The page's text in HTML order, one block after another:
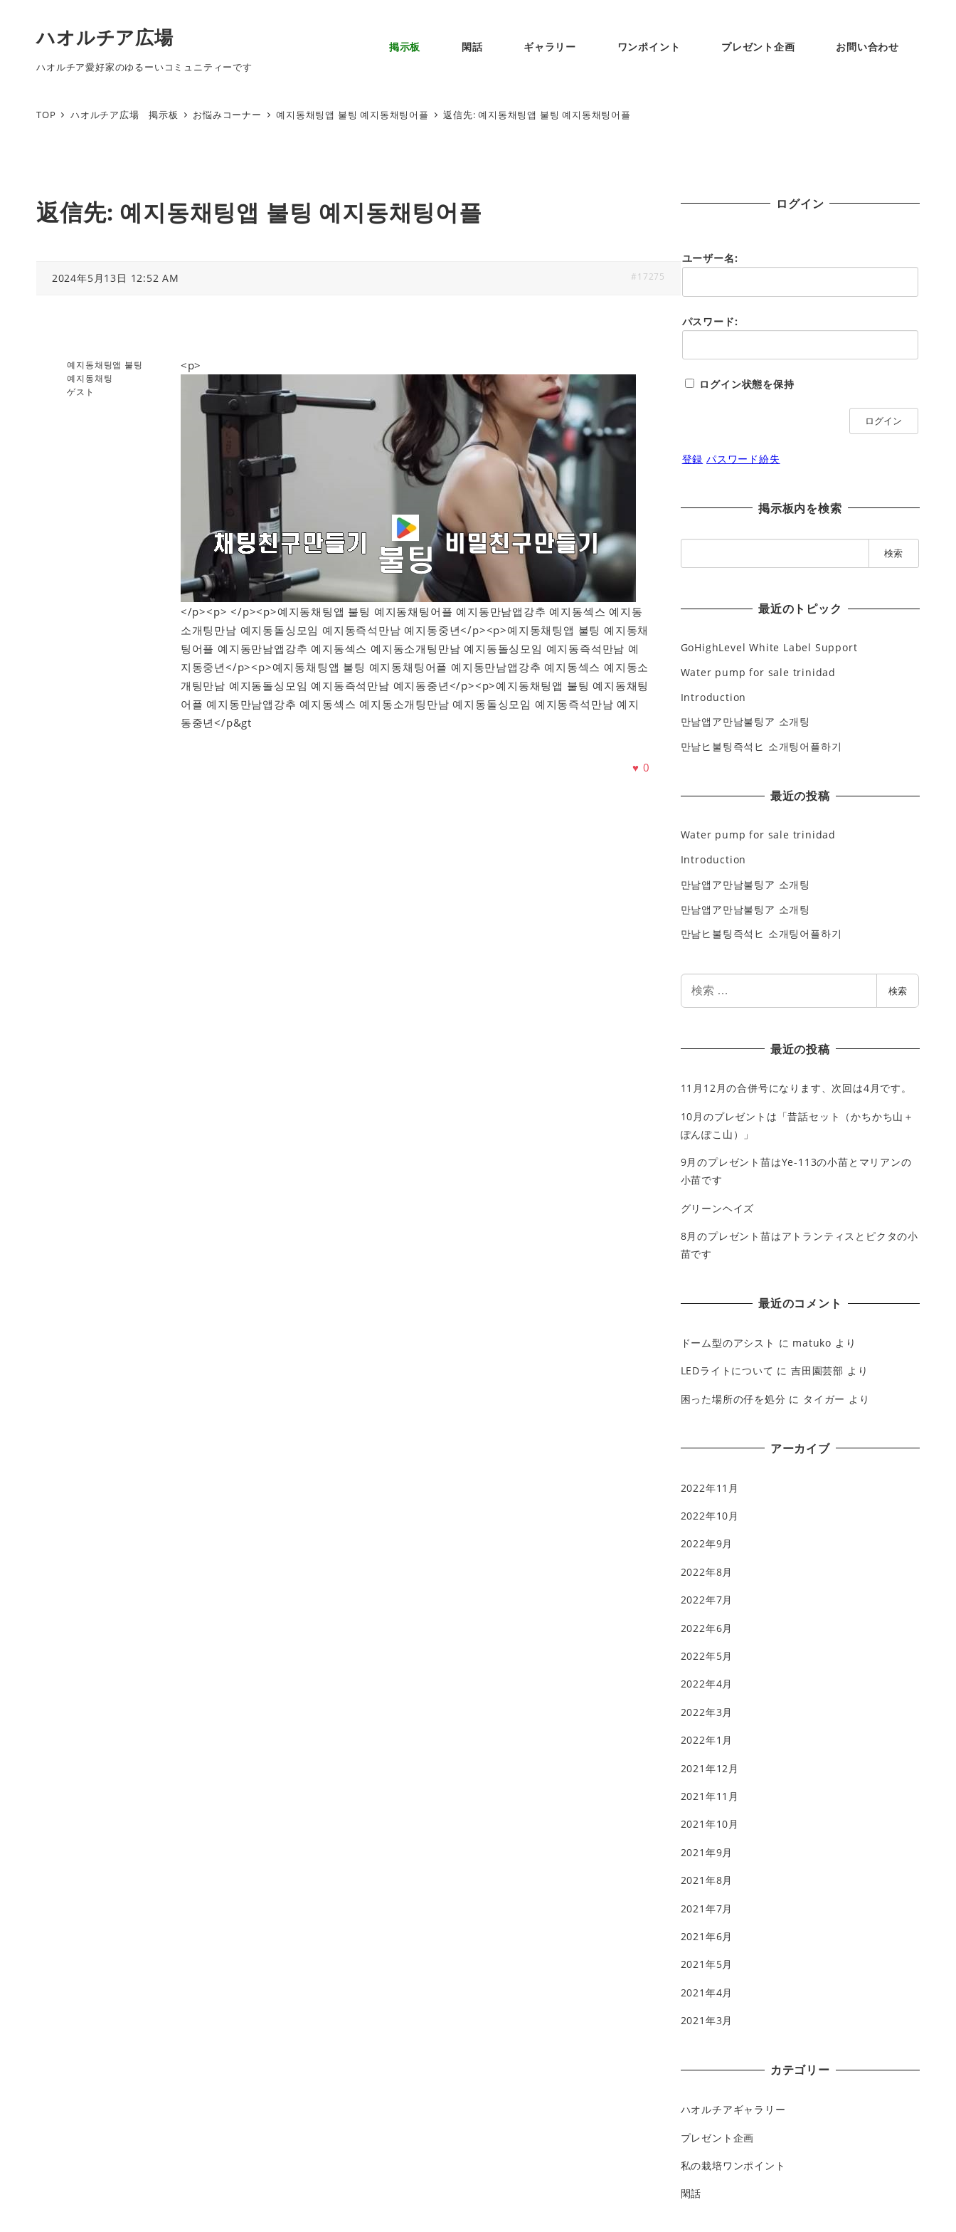
ハオルチア広場
ハオルチア愛好家のゆるーいコミュニティーです
掲示板 閑話 ギャラリー ワンポイント プレゼント企画 お問い合わせ
TOP ハオルチア広場 掲示板 お悩みコーナー 예지동채팅앱 불팅 예지동채팅어플 返信先: 예지동채팅앱 불팅 예지동채팅어플
返信先: 예지동채팅앱 불팅 예지동채팅어플
2024年5月13日 12:52 AM #17275
예지동채팅앱 불팅
예지동채팅
ゲスト
<p>
</p><p> </p><p>예지동채팅앱 불팅 예지동채팅어플 예지동만남앱강추 예지동섹스 예지동
소개팅만남 예지동돌싱모임 예지동즉석만남 예지동중년</p><p>예지동채팅앱 불팅 예지동채
팅어플 예지동만남앱강추 예지동섹스 예지동소개팅만남 예지동돌싱모임 예지동즉석만남 예
지동중년</p><p>예지동채팅앱 불팅 예지동채팅어플 예지동만남앱강추 예지동섹스 예지동소
개팅만남 예지동돌싱모임 예지동즉석만남 예지동중년</p><p>예지동채팅앱 불팅 예지동채팅
어플 예지동만남앱강추 예지동섹스 예지동소개팅만남 예지동돌싱모임 예지동즉석만남 예지
동중년</p&gt
♥ 0
ログイン
ユーザー名:
パスワード:
ログイン状態を保持
ログイン
登録 パスワード紛失
掲示板内を検索
索
最近のトピック
GoHighLevel White Label Support
Water pump for sale trinidad
Introduction
만남앱ア만남불팅ア 소개팅
만남ヒ불팅즉석ヒ 소개팅어플하기
最近の投稿
Water pump for sale trinidad
Introduction
만남앱ア만남불팅ア 소개팅
만남앱ア만남불팅ア 소개팅
만남ヒ불팅즉석ヒ 소개팅어플하기
検索
最近の投稿
11月12月の合併号になります、次回は4月です。
10月のプレゼントは「昔話セット（かちかち山＋
ぽんぽこ山）」
9月のプレゼント苗はYe-113の小苗とマリアンの
小苗です
グリーンヘイズ
8月のプレゼント苗はアトランティスとピクタの小
苗です
最近のコメント
ドーム型のアシスト に matuko より
LEDライトについて に吉田園芸部 より
困った場所の仔を処分 に タイガー より
アーカイブ
2022年11月
2022年10月
2022年9月
2022年8月
2022年7月
2022年6月
2022年5月
2022年4月
2022年3月
2022年1月
2021年12月
2021年11月
2021年10月
2021年9月
2021年8月
2021年7月
2021年6月
2021年5月
2021年4月
2021年3月
カテゴリー
ハオルチアギャラリー
プレゼント企画
私の栽培ワンポイント
閑話